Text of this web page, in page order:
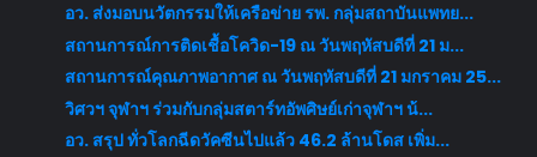
อว. ส่งมอบนวัตกรรมให้เครือข่าย รพ. กลุ่มสถาบันแพทย...
สถานการณ์การติดเชื้อโควิด-19 ณ วันพฤหัสบดีที่ 21 ม...
สถานการณ์คุณภาพอากาศ ณ วันพฤหัสบดีที่ 21 มกราคม 25...
วิศวฯ จุฬาฯ ร่วมกับกลุ่มสตาร์ทอัพศิษย์เก่าจุฬาฯ น้...
อว. สรุป ทั่วโลกฉีดวัคซีนไปแล้ว 46.2 ล้านโดส เพิ่ม...